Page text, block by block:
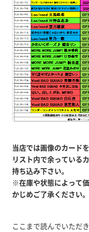
当店では画像のカード
リスト内で余っている
持ち込み下さい。
※在庫や状態によって
かじめご了承ください。
ここまで読んでいただ